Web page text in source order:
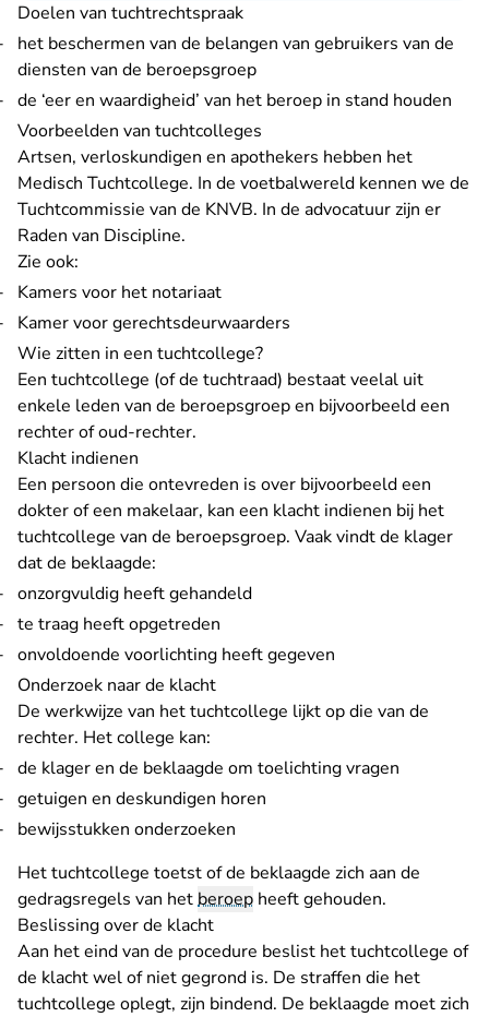
Doelen van tuchtrechtspraak
het beschermen van de belangen van gebruikers van de
diensten van de beroepsgroep
de ‘eer en waardigheid’ van het beroep in stand houden
Voorbeelden van tuchtcolleges
Artsen, verloskundigen en apothekers hebben het
Medisch Tuchtcollege. In de voetbalwereld kennen we de
Tuchtcommissie van de KNVB. In de advocatuur zijn er
Raden van Discipline.
Zie ook:
Kamers voor het notariaat
Kamer voor gerechtsdeurwaarders
Wie zitten in een tuchtcollege?
Een tuchtcollege (of de tuchtraad) bestaat veelal uit
enkele leden van de beroepsgroep en bijvoorbeeld een
rechter of oud-rechter.
Klacht indienen
Een persoon die ontevreden is over bijvoorbeeld een
dokter of een makelaar, kan een klacht indienen bij het
tuchtcollege van de beroepsgroep. Vaak vindt de klager
dat de beklaagde:
onzorgvuldig heeft gehandeld
te traag heeft opgetreden
onvoldoende voorlichting heeft gegeven
Onderzoek naar de klacht
De werkwijze van het tuchtcollege lijkt op die van de
rechter. Het college kan:
de klager en de beklaagde om toelichting vragen
getuigen en deskundigen horen
bewijsstukken onderzoeken
Het tuchtcollege toetst of de beklaagde zich aan de
gedragsregels van hetberoep heeft gehouden.
Beslissing over de klacht
Aan het eind van de procedure beslist het tuchtcollege of
de klacht wel of niet gegrond is. De straffen die het
tuchtcollege oplegt, zijn bindend. De beklaagde moet zich